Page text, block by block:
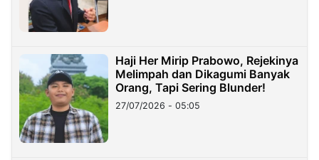
Haji Her Mirip Prabowo, Rejekinya
Melimpah dan Dikagumi Banyak
Orang, Tapi Sering Blunder!
27/07/2026 - 05:05